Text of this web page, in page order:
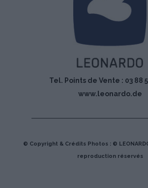
Tel. Points de Vente : 03 88
www.leonardo.de
© Copyright & Crédits Photos : ©
reproduction réservés